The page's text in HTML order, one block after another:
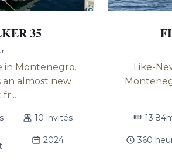
35
in Montenegro.
an almost new
10 invités
2024
Like-
360